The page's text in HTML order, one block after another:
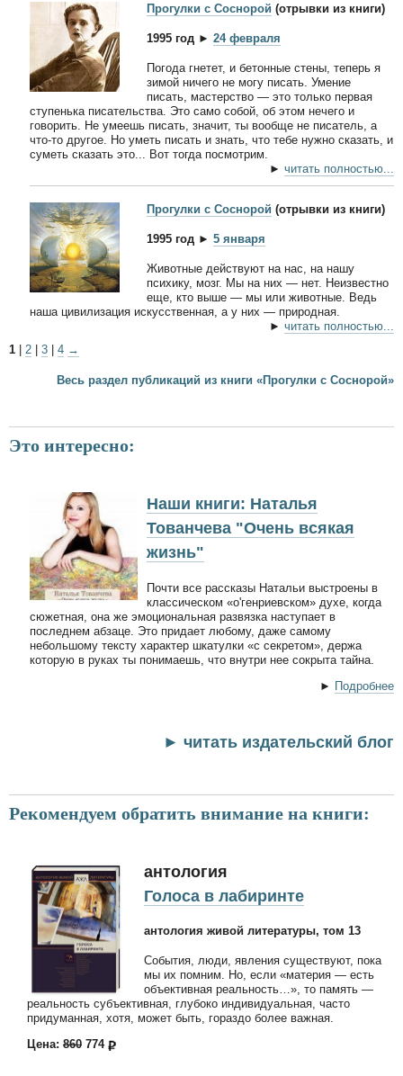
Прогулки с Соснорой (отрывки из книги)
1995 год ► 24 февраля
Погода гнетет, и бетонные стены, теперь я
зимой ничего не могу писать. Умение
писать, мастерство — это только первая
ступенька писательства. Это само собой, об этом нечего и
говорить. Не умеешь писать, значит, ты вообще не писатель, а
что-то другое. Но уметь писать и знать, что тебе нужно сказать, и
суметь сказать это... Вот тогда посмотрим.
► читать полностью...
Прогулки с Соснорой (отрывки из книги)
1995 год ► 5 января
Животные действуют на нас, на нашу
психику, мозг. Мы на них — нет. Неизвестно
еще, кто выше — мы или животные. Ведь
наша цивилизация искусственная, а у них — природная.
► читать полностью...
1
2 3 4 →
Весь раздел публикаций из книги «Прогулки с Соснорой»
Это интересно:
Наши книги: Наталья
Тованчева "Очень всякая
жизнь"
Почти все рассказы Натальи выстроены в
классическом «о'генриевском» духе, когда
сюжетная, она же эмоциональная развязка наступает в
последнем абзаце. Это придает любому, даже самому
небольшому тексту характер шкатулки «с секретом», держа
которую в руках ты понимаешь, что внутри нее сокрыта тайна.
► Подробнее
► читать издательский блог
Рекомендуем обратить внимание на книги:
антология
Голоса в лабиринте
антология живой литературы, том 13
События, люди, явления существуют, пока
мы их помним. Но, если «материя — есть
объективная реальность…», то память —
реальность субъективная, глубоко индивидуальная, часто
придуманная, хотя, может быть, гораздо более важная.
Цена: 860 774